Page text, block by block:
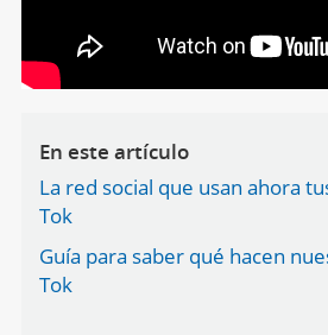
En este artículo
La red social que usan ahora
Tok
Guía para saber qué hacen
Tok